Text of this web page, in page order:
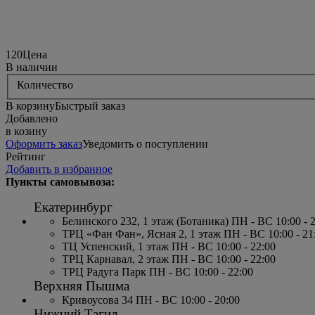
120Цена
В наличии
Количество
В корзинуБыстрый заказ
Добавлено
в козину
Оформить заказУведомить о поступлении
Рейтинг
Добавить в избранное
Пункты самовывоза:
Екатеринбург
Белинского 232, 1 этаж (Ботаника) ПН - ВС 10:00 -
ТРЦ «Фан Фан», Ясная 2, 1 этаж ПН - ВС 10:00 -
ТЦ Успенский, 1 этаж ПН - ВС 10:00 - 22:00
ТРЦ Карнавал, 2 этаж ПН - ВС 10:00 - 22:00
ТРЦ Радуга Парк ПН - ВС 10:00 - 22:00
Верхняя Пышма
Кривоусова 34 ПН - ВС 10:00 - 20:00